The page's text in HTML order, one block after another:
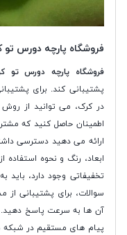
فروشگاه پارچه دورس تو
فروشگاه پارچه دورس تو
پشتیبانی کند. برای
در کرک، می توانید از روش
اطمینان حاصل کنید که
ارائه می دهید دسترسی
ابعاد، رنگ و نحوه
تخفیفاتی وجود دارد،
سوالات، برای پشتیبانی
آن ها به سرعت پاسخ دهید.
پیام های مستقیم در شبکه